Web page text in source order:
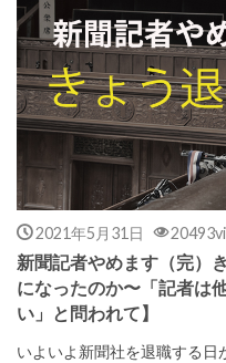
2021年5月31日
新聞記者やめます（完）
になったのか〜「記者は
い」と問われて】
いよいよ新聞社を退職する日